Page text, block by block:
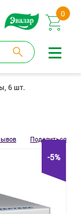
0
6 шт.
Поделиться
-5%